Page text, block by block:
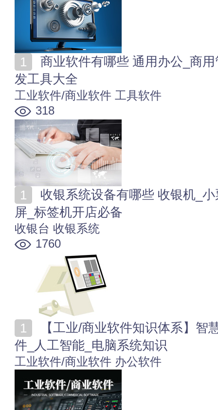
发工具大全
工业软件/商业软件 工具软件
318
屏_标签机开店必备
收银台 收银系统
1760
件_人工智能_电脑系统知识
工业软件/商业软件 办公软件